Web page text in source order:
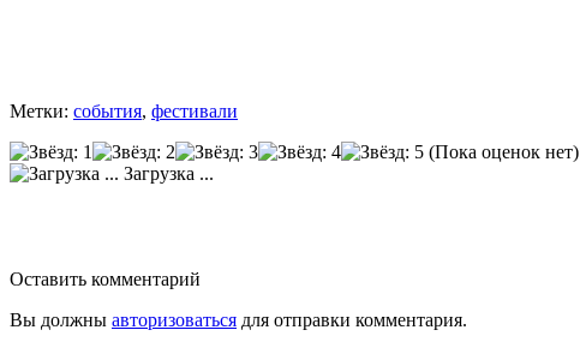
Метки: события, фестивали
(Пока оценок нет)
Загрузка ...
Оставить комментарий
Вы должны авторизоваться для отправки комментария.